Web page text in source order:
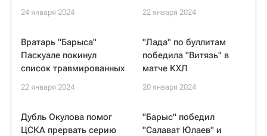
24 января 2024 22 января 2024
Вратарь "Барыса"
Паскуале покинул
список травмированных
22 января 2024
"Лада" по буллитам
победила "Витязь" в
матче КХЛ
20 января 2024
Дубль Окулова помог
ЦСКА прервать серию
"Барыс" победил
"Салават Юлаев" и